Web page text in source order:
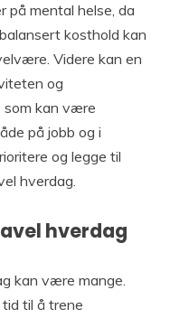
på mental helse, da
kosthold kan
Videre kan en
og
som kan være
på jobb og i
og legge til
hverdag.
hverdag
kan være mange.
til å trene